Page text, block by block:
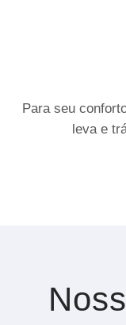
Para seu
leva e